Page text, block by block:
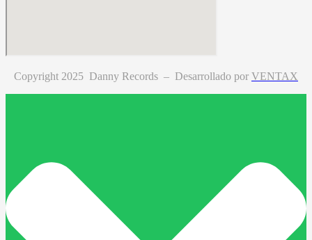
Copyright 2025 Danny Records – Desarrollado por VENTAX